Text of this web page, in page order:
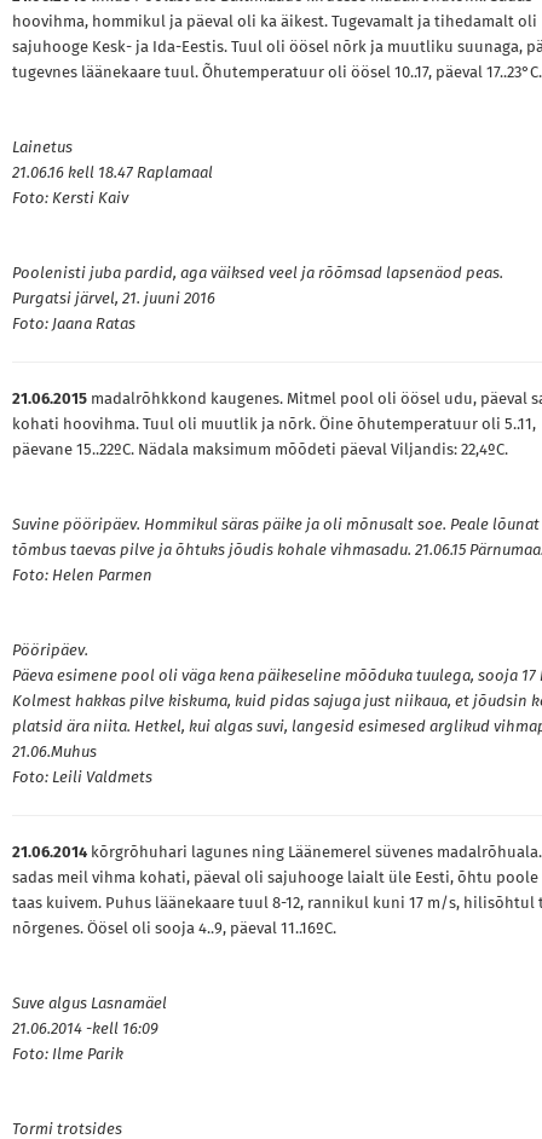
hoovihma, hommikul ja päeval oli ka äikest. Tugevamalt ja tihedamalt oli
sajuhooge Kesk- ja Ida-Eestis. Tuul oli öösel nõrk ja muutliku suunaga,
tugevnes läänekaare tuul. Õhutemperatuur oli öösel 10..17, päeval 17..23°C.
Lainetus
21.06.16 kell 18.47 Raplamaal
Foto: Kersti Kaiv
Poolenisti juba pardid, aga väiksed veel ja rõõmsad lapsenäod peas.
Purgatsi järvel, 21. juuni 2016
Foto: Jaana Ratas
21.06.2015 madalrõhkkond kaugenes. Mitmel pool oli öösel udu, päeval
kohati hoovihma. Tuul oli muutlik ja nõrk. Öine õhutemperatuur oli 5..11,
päevane 15..22ºC. Nädala maksimum mõõdeti päeval Viljandis: 22,4ºC.
Suvine pööripäev. Hommikul säras päike ja oli mõnusalt soe. Peale lõunat
tõmbus taevas pilve ja õhtuks jõudis kohale vihmasadu. 21.06.15
Foto: Helen Parmen
Pööripäev.
Päeva esimene pool oli väga kena päikeseline mõõduka tuulega, sooja 17
Kolmest hakkas pilve kiskuma, kuid pidas sajuga just niikaua, et jõudsin
platsid ära niita. Hetkel, kui algas suvi, langesid esimesed arglikud
21.06.Muhus
Foto: Leili Valdmets
21.06.2014 kõrgrõhuhari lagunes ning Läänemerel süvenes
sadas meil vihma kohati, päeval oli sajuhooge laialt üle Eesti, õhtu
taas kuivem. Puhus läänekaare tuul 8-12, rannikul kuni 17 m/s, hilisõhtul
nõrgenes. Öösel oli sooja 4..9, päeval 11..16ºC.
Suve algus Lasnamäel
21.06.2014 -kell 16:09
Foto: Ilme Parik
Tormi trotsides